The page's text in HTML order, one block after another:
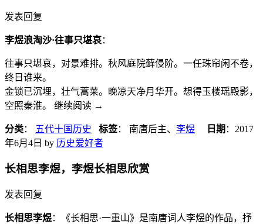
发表回复
李煜浪淘沙·往事只堪哀：
往事只堪哀，对景难排。秋风庭院藓侵阶。一任珠帘闲不卷，
终日谁来。
金锁已沉埋，壮气蒿莱。晚凉天净月华开。想得玉楼瑶殿影，
空照秦淮。 继续阅读 →
分类： 五代十国历史 标签： 南唐后主、 李煜 日期 ： 2017
年6月4日 by 历史爱好者
长相思李煜，李煜长相思欣赏
发表回复
长相思李煜：《长相思·一重山》是南唐词人李煜的作品，抒